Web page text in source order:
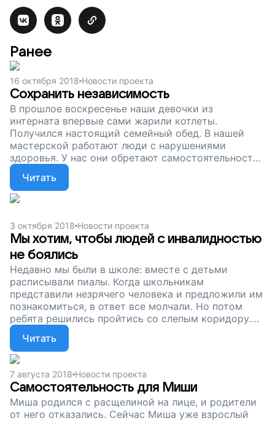
Ранее
16 октября 2018 Новости проекта
Сохранить независимость
В прошлое воскресенье наши девочки из
интерната впервые сами жарили котлеты.
Получился настоящий семейный обед. В нашей
мастерской работают люди с нарушениями
здоровья. У нас они обретают самостоятельность,
начинают сами зарабатывать. Чтобы мастерская
не закрылась, чтобы наши сотрудники могли
получать зарплату и оставаться независимыми
людьми, нам нужна помощь. Поддержите наш
Читать
3 октября 2018 Новости проекта
Мы хотим, чтобы людей с инвалидностью
не боялись
Недавно мы были в школе: вместе с детьми
расписывали пиалы. Когда школьникам
представили незрячего человека и предложили им
познакомиться, в ответ все молчали. Но потом
ребята решились пройтись со слепым коридору.
Кто-то сам прогулялся с закрытыми глазами,
держась за шлейку собаки-проводника. Сейчас мы
собираем деньги, чтобы наша мастерская
продолжала работать: чтобы люди с нарушениями
здоровья делали керамику, зарабатывали и жили,
как мы с вами. Поддержите наш проект!
Читать
7 августа 2018 Новости проекта
Самостоятельность для Миши
Миша родился с расщелиной на лице, и родители
от него отказались. Сейчас Миша уже взрослый